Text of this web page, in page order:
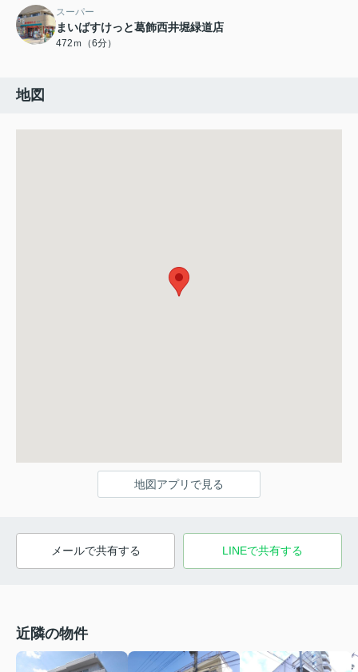
スーパー
まいばすけっと葛飾西井堀緑道店
472ｍ（6分）
地図
地図アプリで見る
メールで共有する LINEで共有する
近隣の物件